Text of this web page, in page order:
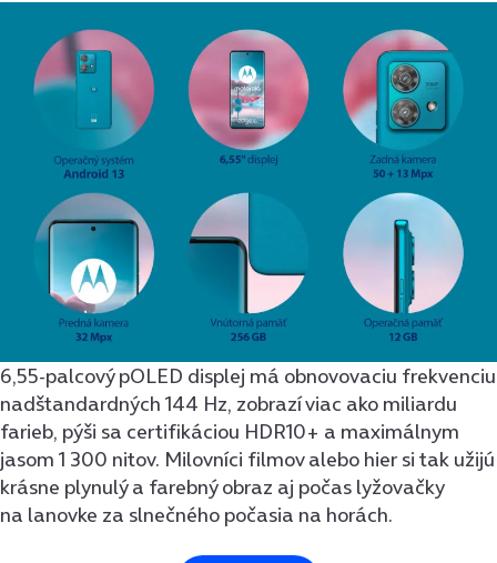
6,55-palcový pOLED displej má obnovovaciu frekvenciu
nadštandardných 144 Hz, zobrazí viac ako miliardu
farieb, pýši sa certifikáciou HDR10+ a maximálnym
jasom 1 300 nitov. Milovníci filmov alebo hier si tak užijú
krásne plynulý a farebný obraz aj počas lyžovačky
na lanovke za slnečného počasia na horách.